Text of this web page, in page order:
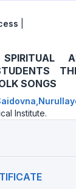
SONGS
Institute.